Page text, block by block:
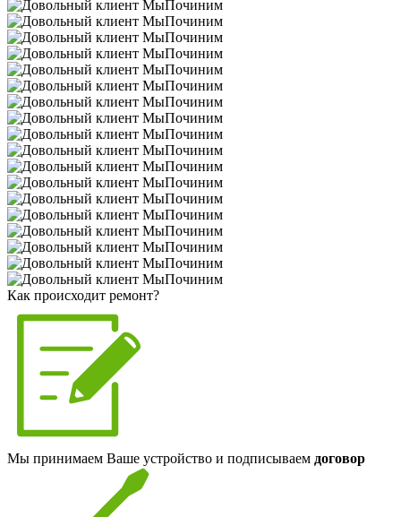
Как происходит ремонт?
Мы принимаем Ваше устройство и подписываем договор